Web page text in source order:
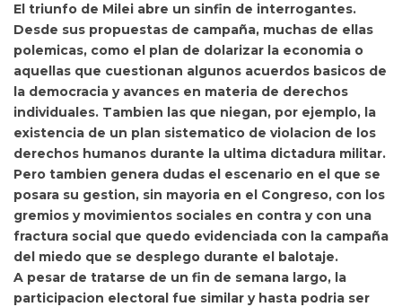
El triunfo de Milei abre un sinfin de interrogantes.
Desde sus propuestas de campaña, muchas de ellas
polemicas, como el plan de dolarizar la economia o
aquellas que cuestionan algunos acuerdos basicos de
la democracia y avances en materia de derechos
individuales. Tambien las que niegan, por ejemplo, la
existencia de un plan sistematico de violacion de los
derechos humanos durante la ultima dictadura militar.
Pero tambien genera dudas el escenario en el que se
posara su gestion, sin mayoria en el Congreso, con los
gremios y movimientos sociales en contra y con una
fractura social que quedo evidenciada con la campaña
del miedo que se desplego durante el balotaje.
A pesar de tratarse de un fin de semana largo, la
participacion electoral fue similar y hasta podria ser